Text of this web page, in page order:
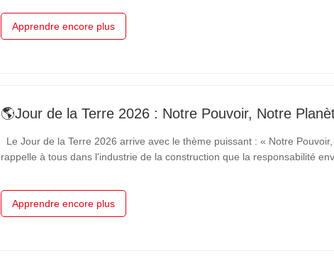
des scénarios de travail réels sur…
Apprendre encore plus
Le Jour de la Terre 2026 arrive avec le thème puissant : « Notre
rappelle à tous dans l'industrie de la construction que la responsabilité
quotidiennes que nous…
Apprendre encore plus